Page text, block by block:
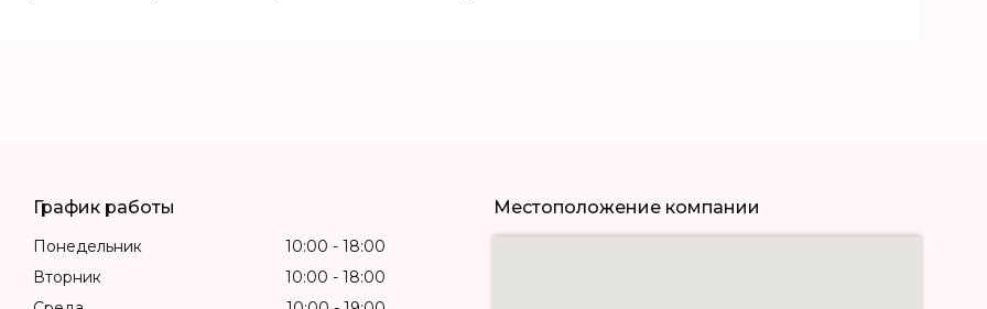
График работы
Понедельник 10:00
18:00
Вторник
10:00
18:00
Местоположение компании